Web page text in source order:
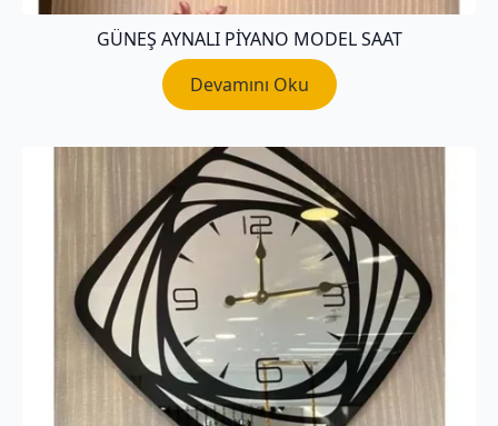
GÜNEŞ AYNALI PIYANO MODEL SAAT
Devamını Oku